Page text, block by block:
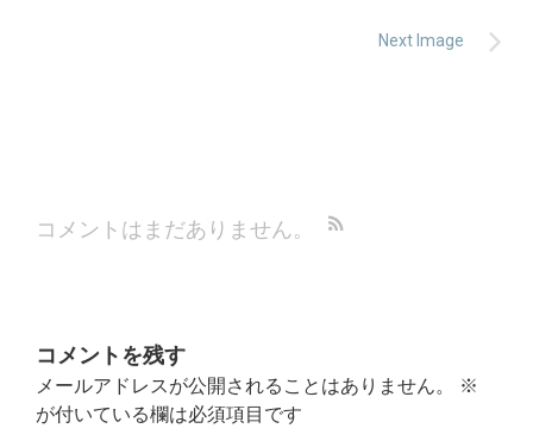
Next Image
コメントはまだありません。
コメントを残す
メールアドレスが公開されることはありません。
※
が付いている欄は必須項目です